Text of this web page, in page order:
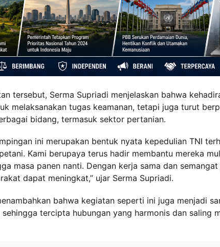
tersebut, Serma Supriadi menjelaskan bahwa
melaksanakan tugas keamanan, tetapi juga turut
bidang, termasuk sektor pertanian.
ini merupakan bentuk nyata kepedulian TNI
Kami berupaya terus hadir membantu mereka
masa panen nanti. Dengan kerja sama dan
dapat meningkat,” ujar Serma Supriadi.
bahwa kegiatan seperti ini juga menjadi
tercipta hubungan yang harmonis dan saling